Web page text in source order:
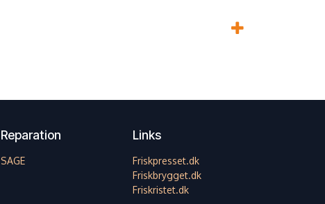
Reparation
SAGE
Links
Friskpresset.dk
Friskbrygget.dk
Friskristet.dk